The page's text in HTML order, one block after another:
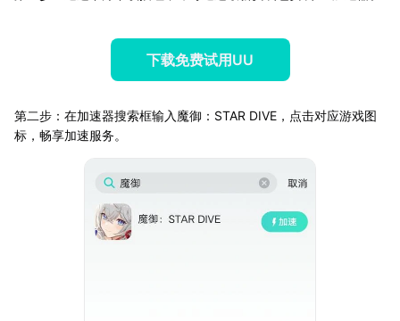
下载免费试用UU
第二步：在加速器搜索框输入魔御：STAR DIVE，点击对应游戏图
标，畅享加速服务。